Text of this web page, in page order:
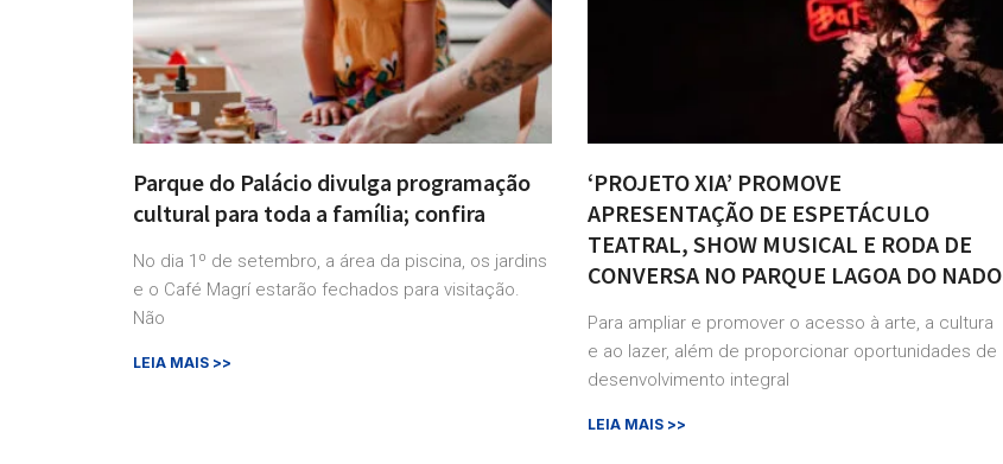
Parque do Palácio divulga programação
cultural para toda a família; confira
No dia 1º de setembro, a área da piscina, os jardins
e o Café Magrí estarão fechados para visitação.
Não
LEIA MAIS >>
‘PROJETO XIA’ PROMOVE
APRESENTAÇÃO DE ESPETÁCULO
TEATRAL, SHOW MUSICAL E RODA DE
CONVERSA NO PARQUE LAGOA DO NADO
Para ampliar e promover o acesso à arte, a cultura
e ao lazer, além de proporcionar oportunidades de
desenvolvimento integral
LEIA MAIS >>